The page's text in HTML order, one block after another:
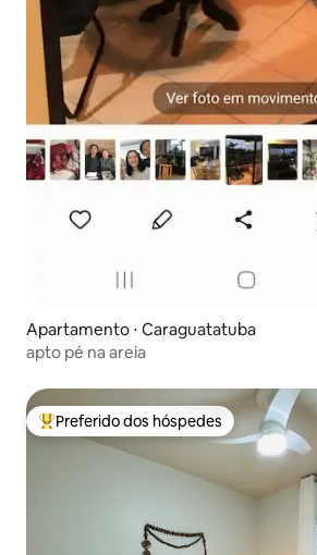
Apartamento ⋅ Caraguatatuba
apto pé na areia
Entre os melhores preferidos dos
Preferido dos hóspedes